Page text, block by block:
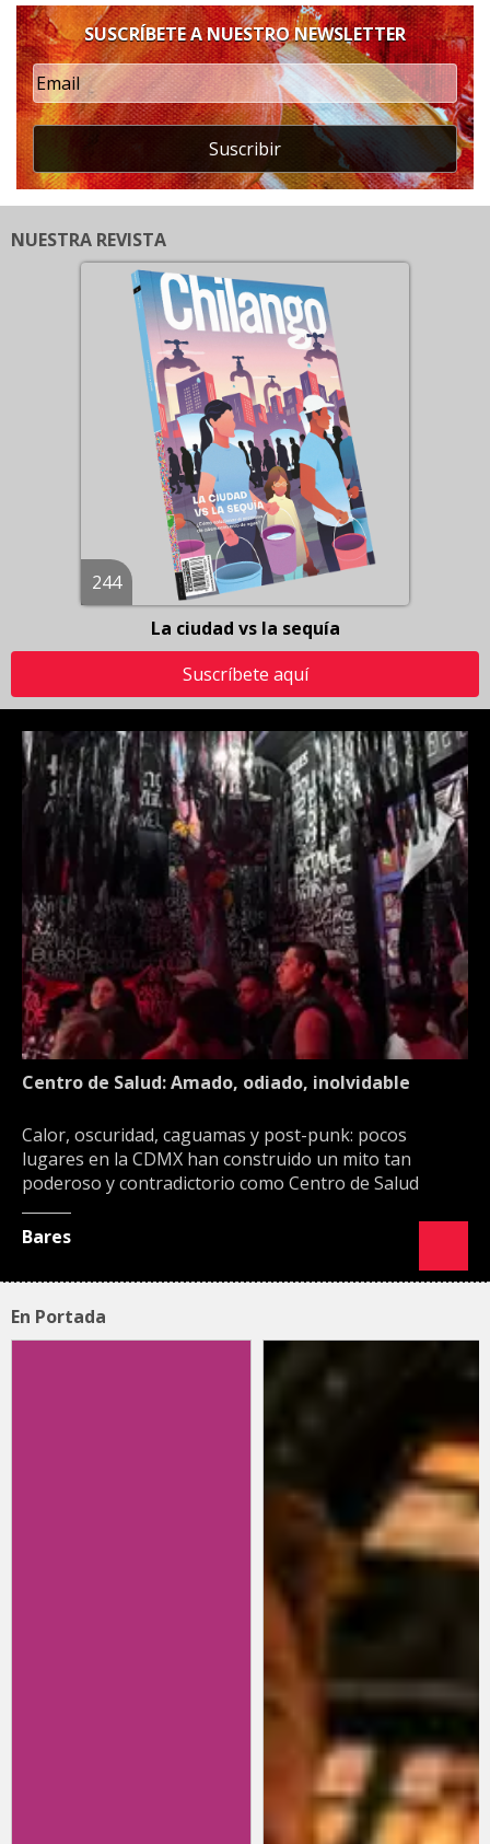
SUSCRÍBETE A NUESTRO NEWSLETTER
Suscribir
NUESTRA REVISTA
244
La ciudad vs la sequía
Suscríbete aquí
Centro de Salud: Amado, odiado, inolvidable
Calor, oscuridad, caguamas y post-punk: pocos
lugares en la CDMX han construido un mito tan
poderoso y contradictorio como Centro de Salud
Bares
En Portada